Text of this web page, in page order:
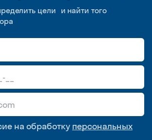
цели и найти того
на обработку персональных